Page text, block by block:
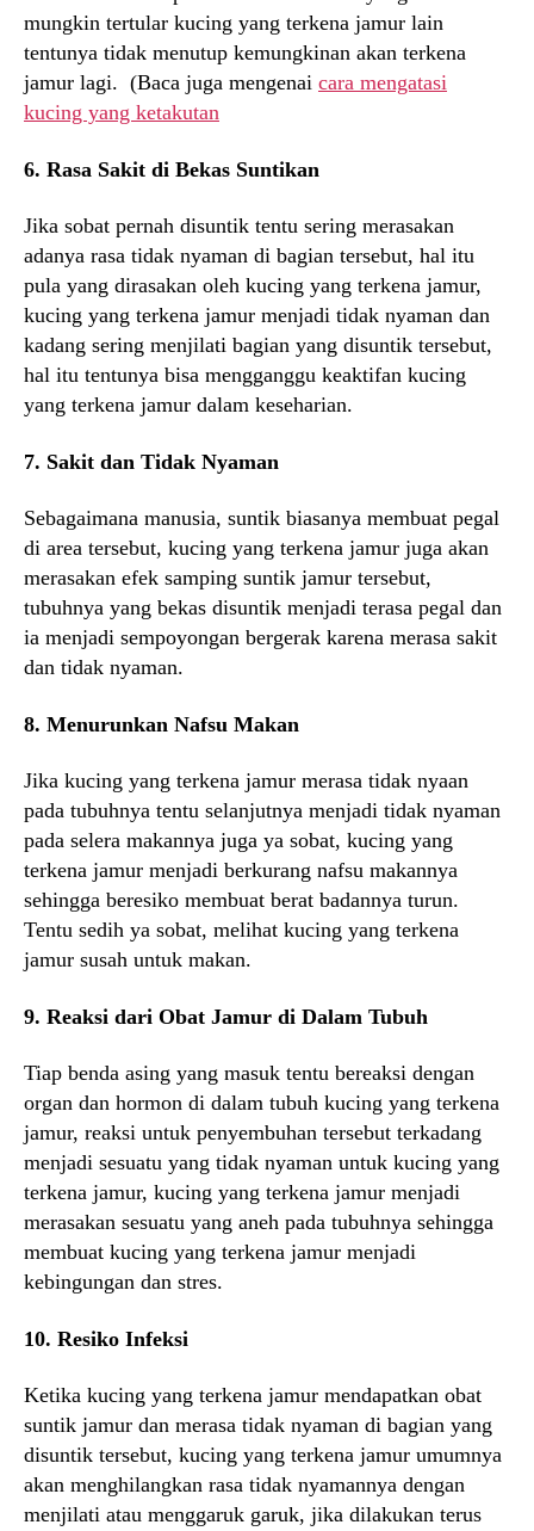
mungkin tertular kucing yang terkena jamur lain
tentunya tidak menutup kemungkinan akan terkena
jamur lagi. (Baca juga mengenai cara mengatasi
kucing yang ketakutan
6. Rasa Sakit di Bekas Suntikan
Jika sobat pernah disuntik tentu sering merasakan
adanya rasa tidak nyaman di bagian tersebut, hal itu
pula yang dirasakan oleh kucing yang terkena jamur,
kucing yang terkena jamur menjadi tidak nyaman dan
kadang sering menjilati bagian yang disuntik tersebut,
hal itu tentunya bisa mengganggu keaktifan kucing
yang terkena jamur dalam keseharian.
7. Sakit dan Tidak Nyaman
Sebagaimana manusia, suntik biasanya membuat pegal
di area tersebut, kucing yang terkena jamur juga akan
merasakan efek samping suntik jamur tersebut,
tubuhnya yang bekas disuntik menjadi terasa pegal dan
ia menjadi sempoyongan bergerak karena merasa sakit
dan tidak nyaman.
8. Menurunkan Nafsu Makan
Jika kucing yang terkena jamur merasa tidak nyaan
pada tubuhnya tentu selanjutnya menjadi tidak nyaman
pada selera makannya juga ya sobat, kucing yang
terkena jamur menjadi berkurang nafsu makannya
sehingga beresiko membuat berat badannya turun.
Tentu sedih ya sobat, melihat kucing yang terkena
jamur susah untuk makan.
9. Reaksi dari Obat Jamur di Dalam Tubuh
Tiap benda asing yang masuk tentu bereaksi dengan
organ dan hormon di dalam tubuh kucing yang terkena
jamur, reaksi untuk penyembuhan tersebut terkadang
menjadi sesuatu yang tidak nyaman untuk kucing yang
terkena jamur, kucing yang terkena jamur menjadi
merasakan sesuatu yang aneh pada tubuhnya sehingga
membuat kucing yang terkena jamur menjadi
kebingungan dan stres.
10. Resiko Infeksi
Ketika kucing yang terkena jamur mendapatkan obat
suntik jamur dan merasa tidak nyaman di bagian yang
disuntik tersebut, kucing yang terkena jamur umumnya
akan menghilangkan rasa tidak nyamannya dengan
menjilati atau menggaruk garuk, jika dilakukan terus